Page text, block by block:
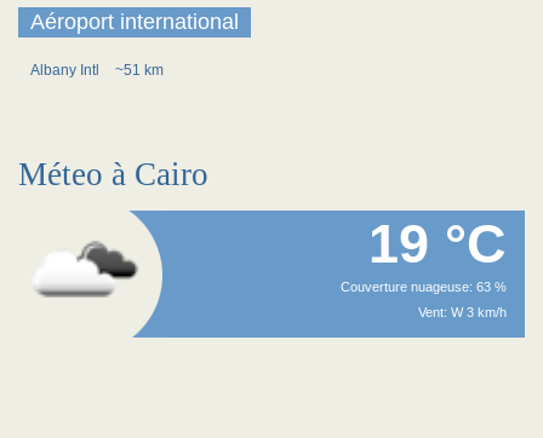
Aéroport international
Albany Intl ~51 km
Méteo à Cairo
19 °C
Couverture nuageuse: 63 %
Vent: W 3 km/h